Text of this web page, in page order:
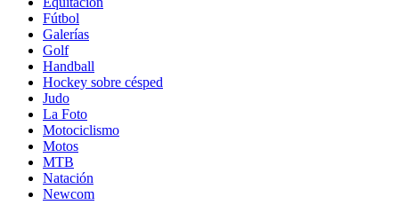
Fútbol
Galerías
Golf
Handball
Hockey sobre césped
Judo
La Foto
Motociclismo
Motos
MTB
Natación
Newcom